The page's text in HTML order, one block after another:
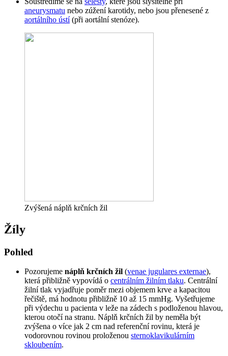
aneurysmatu nebo zúžení karotidy, nebo jsou přenesené z
aortálního ústí(při aortální stenóze).
Zvýšená náplň krčních žil
Žíly
Pohled
Pozorujeme náplň krčních žil (venae jugulares externae),
která přibližně vypovídá o centrálním žilním tlaku. Centrální
žilní tlak vyjadřuje poměr mezi objemem krve a kapacitou
řečiště, má hodnotu přibližně 10 až 15 mmHg. Vyšetřujeme
při výdechu u pacienta v leže na zádech s podloženou hlavou,
kterou otočí na stranu. Náplň krčních žil by neměla být
zvýšena o více jak 2 cm nad referenční rovinu, která je
vodorovnou rovinou proloženou sternoklavikulárním
skloubením.